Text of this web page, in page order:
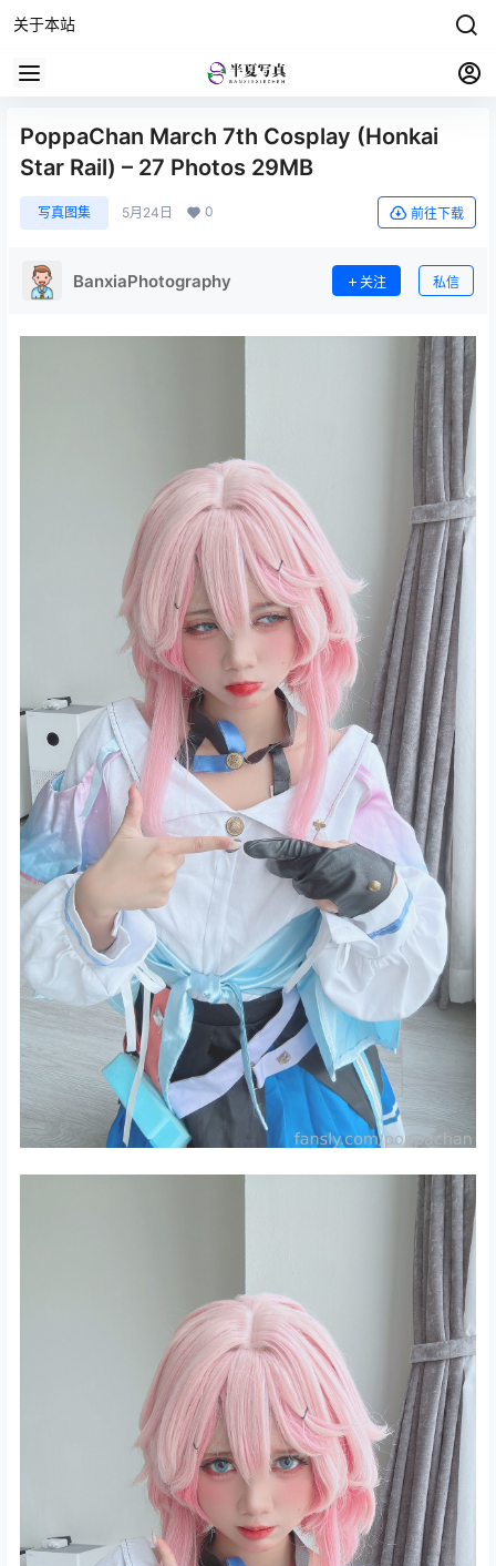
关于本站
PoppaChan March 7th Cosplay (Honkai
Star Rail) – 27 Photos 29MB
写真图集 5月24日 0 前往下载
BanxiaPhotography 关注 私信